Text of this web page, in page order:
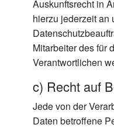
Auskunftsrecht in
hierzu jederzeit an
Mitarbeiter des für
Verantwortlichen
c) Recht auf
Jede von der
Daten betroffene